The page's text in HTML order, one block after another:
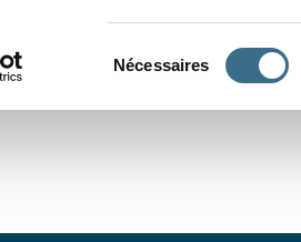
Nécessaires